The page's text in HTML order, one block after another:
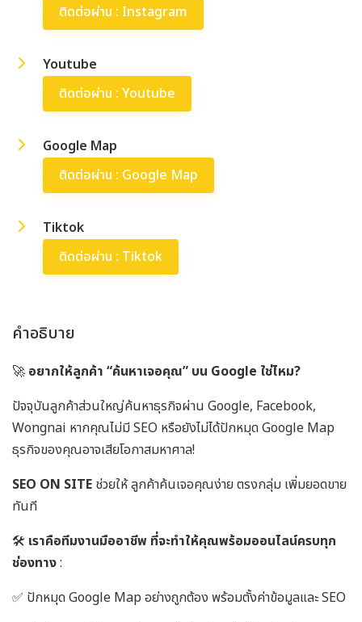
ติดต่อผ่าน : Instagram
Youtube
ติดต่อผ่าน : Youtube
Google Map
ติดต่อผ่าน : Google Map
Tiktok
ติดต่อผ่าน : Tiktok
คำอธิบาย
🚀 อยากให้ลูกค้า “ค้นหาเจอคุณ” บน Google ใช่ไหม?
ปัจจุบันลูกค้าส่วนใหญ่ค้นหาธุรกิจผ่าน Google, Facebook,
Wongnai หากคุณไม่มี SEO หรือยังไม่ได้ปักหมุด Google Map
ธุรกิจของคุณอาจเสียโอกาสมหาศาล!
SEO ON SITE ช่วยให้ ลูกค้าค้นเจอคุณง่าย ตรงกลุ่ม เพิ่มยอดขาย
ทันที
🛠 เราคือทีมงานมืออาชีพ ที่จะทำให้คุณพร้อมออนไลน์ครบทุก
ช่องทาง:
✅ ปักหมุด Google Map อย่างถูกต้อง พร้อมตั้งค่าข้อมูลและ SEO